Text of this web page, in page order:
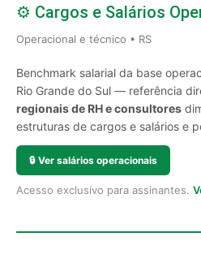
⚙️ Cargos e Salários
Operacional e técnico • RS
Benchmark salarial da base
Rio Grande do Sul — referência
regionais de RH e consultores
estruturas de cargos e salários e
🔒 Ver salários operacionais
Acesso exclusivo para assinantes.